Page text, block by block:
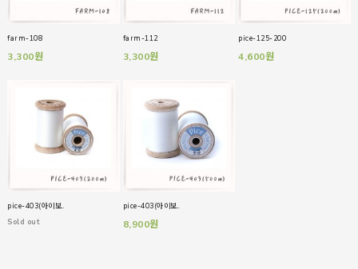
farm-108
3,300원
farm-112
3,300원
pice-125-200
4,600원
pice-403(아이보..
Sold out
pice-403(아이보..
8,900원